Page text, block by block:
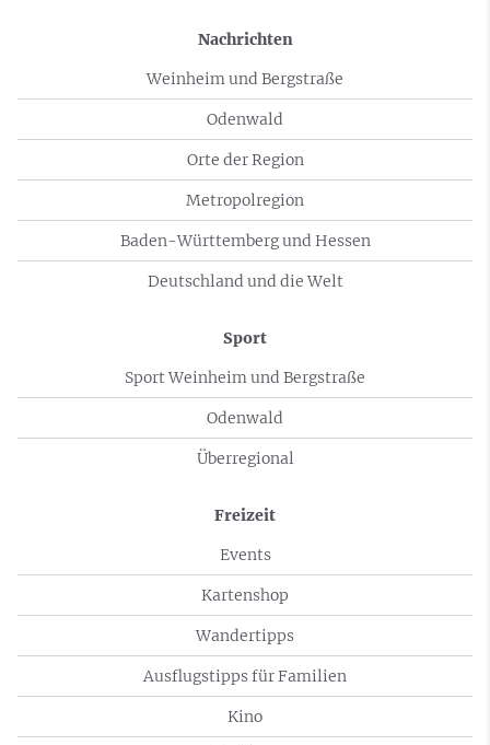
Nachrichten
Weinheim und Bergstraße
Odenwald
Orte der Region
Metropolregion
Baden-Württemberg und Hessen
Deutschland und die Welt
Sport
Sport Weinheim und Bergstraße
Odenwald
Überregional
Freizeit
Events
Kartenshop
Wandertipps
Ausflugstipps für Familien
Kino